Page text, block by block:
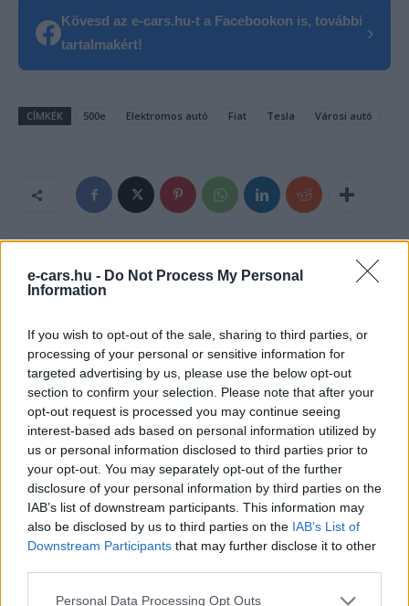
e-cars.hu - Do Not Process My Personal
Information
If you wish to opt-out of the sale, sharing to third parties, or
processing of your personal or sensitive information for
targeted advertising by us, please use the below opt-out
section to confirm your selection. Please note that after your
opt-out request is processed you may continue seeing
interest-based ads based on personal information utilized by
us or personal information disclosed to third parties prior to
your opt-out. You may separately opt-out of the further
disclosure of your personal information by third parties on the
IAB’s list of downstream participants. This information may
also be disclosed by us to third parties on the IAB’s List of
Downstream Participants that may further disclose it to other
Personal Data Processing Opt Outs
Kövesd az e-cars.hu-t a Facebookon is, további
tartalmakért!
›
CÍMKÉK 500e Elektromos autó Fiat Tesla Városi autó
Eriqo
Főállásban Informatikus kocka, de lelkében elkötelezett gamer,
kütyü és immár e-autó rajongó!
KAPCSOLÓDÓ CIKKEK TÖBB A SZERZŐTŐL